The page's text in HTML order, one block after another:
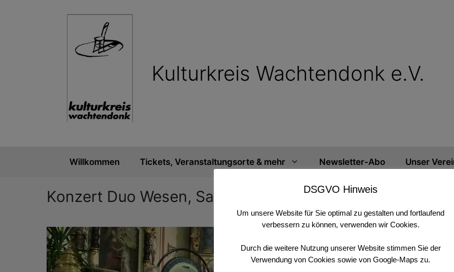
Kulturkreis Wachtendonk e.V.
Willkommen Tickets, Veranstaltungsorte & mehr Newsletter-Abo Unser
Konzert Duo Wesen, Samstag, 13.06.2026, 17 Uhr, Altes
Die Formation Wesen entwickelt intuitiv im
Spontankompositionen, meist kurzer
unserem inneren Ohr anregen können.
DSGVO Hinweis
Um unsere Website für Sie optimal zu gestalten und fortlaufend
verbessern zu können, verwenden wir Cookies.
Durch die weitere Nutzung unserer Website stimmen Sie der
Verwendung von Cookies sowie von Google-Maps zu.